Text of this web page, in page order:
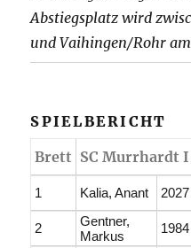
Abstiegsplatz wird
und Vaihingen/Rohr
SPIELBERICHT
Brett SC Murrhardt I
1 Kalia, Anant 2027
2
Gentner,
Markus
1984